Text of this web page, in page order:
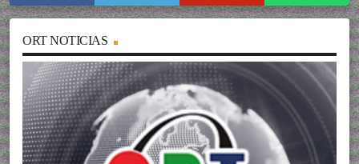
ORT NOTICIAS